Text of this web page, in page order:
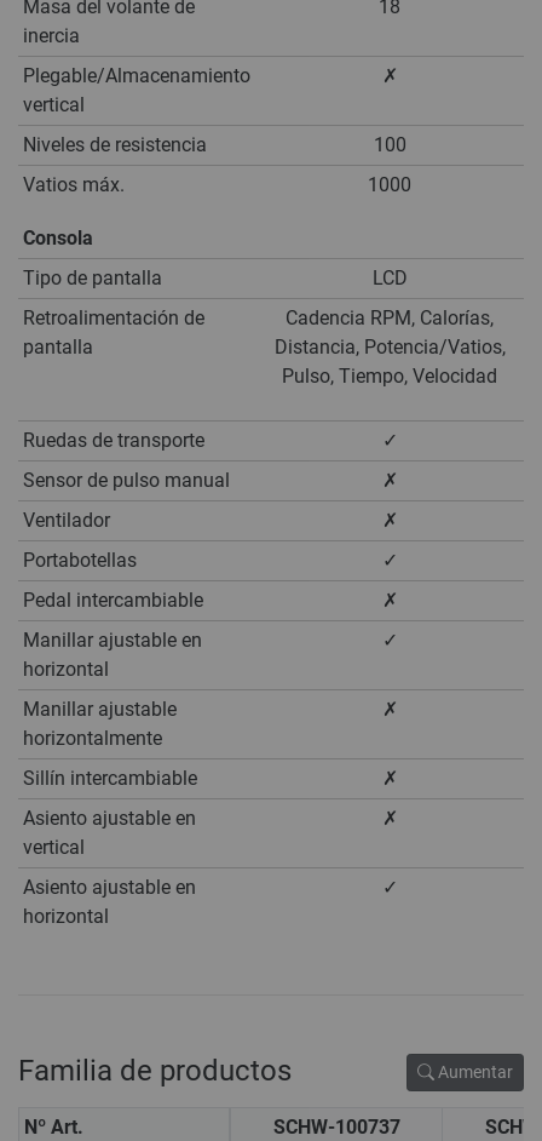
Masa del volante de
inercia
18
Plegable/Almacenamiento
vertical
✗
Niveles de resistencia
100
Vatios máx.
1000
Consola
Tipo de pantalla
LCD
Retroalimentación de
pantalla
Cadencia RPM, Calorías,
Distancia, Potencia/Vatios,
Pulso, Tiempo, Velocidad
Ruedas de transporte
✓
Sensor de pulso manual
✗
Ventilador
✗
Portabotellas
✓
Pedal intercambiable
✗
Manillar ajustable en
horizontal
✓
Manillar ajustable
horizontalmente
✗
Sillín intercambiable
✗
Asiento ajustable en
vertical
✗
Asiento ajustable en
horizontal
✓
Familia de productos Aumentar
Nº Art. SCHW-100737